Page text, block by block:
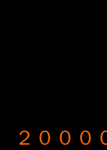
２０００